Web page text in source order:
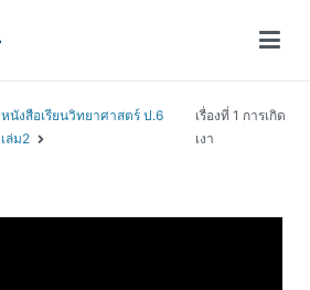
หนังสือเรียนวิทยาศาสตร์ ป.6
เล่ม2
เรื่องที่ 1 การเกิด
เงา